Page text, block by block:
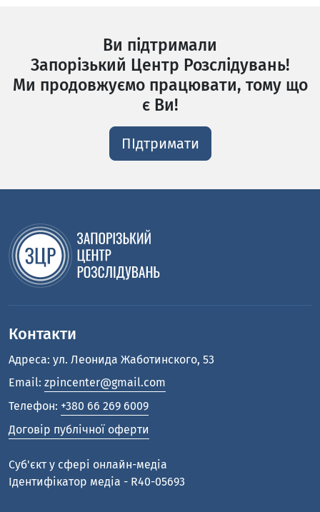
Ви підтримали
Запорізький Центр Розслідувань!
Ми продовжуємо працювати, тому що
є Ви!
ПІдтримати
Контакти
Адреса: ул. Леонида Жаботинского, 53
Email: zpincenter@gmail.com
Телефон: +380 66 269 6009
Договір публічної оферти
Cуб'єкт у сфері онлайн-медіа
Ідентифікатор медіа - R40-05693